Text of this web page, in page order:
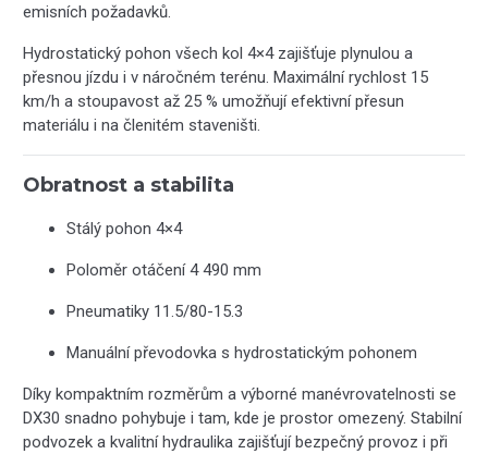
emisních požadavků.
Hydrostatický pohon všech kol 4×4 zajišťuje plynulou a
přesnou jízdu i v náročném terénu. Maximální rychlost 15
km/h a stoupavost až 25 % umožňují efektivní přesun
materiálu i na členitém staveništi.
Obratnost a stabilita
Stálý pohon 4×4
Poloměr otáčení 4 490 mm
Pneumatiky 11.5/80-15.3
Manuální převodovka s hydrostatickým pohonem
Díky kompaktním rozměrům a výborné manévrovatelnosti se
DX30 snadno pohybuje i tam, kde je prostor omezený. Stabilní
podvozek a kvalitní hydraulika zajišťují bezpečný provoz i při